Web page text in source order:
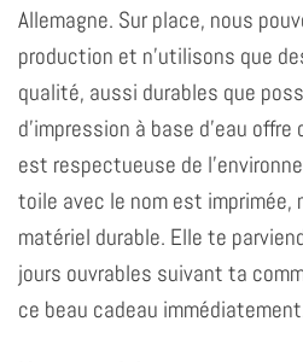
Allemagne. Sur place, nous
production et n'utilisons que
qualité, aussi durables que
d'impression à base d'eau
est respectueuse de
toile avec le nom est imprimée,
matériel durable. Elle te
jours ouvrables suivant ta
ce beau cadeau